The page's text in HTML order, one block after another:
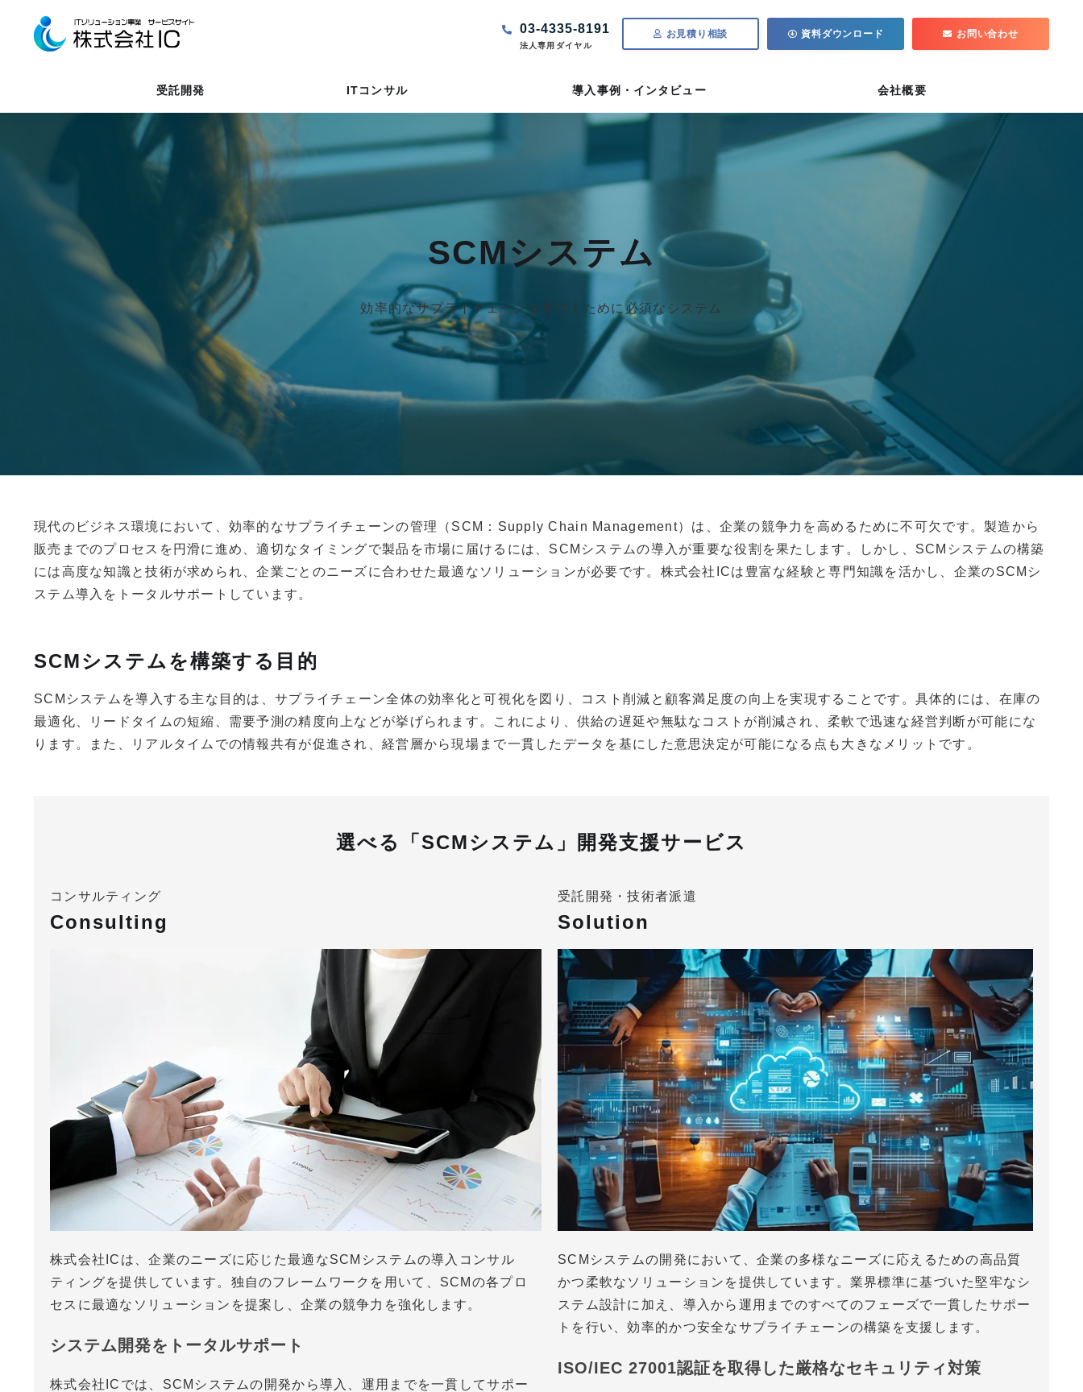
03-4335-8191
法人専用ダイヤル
お見積り相談 資料ダウンロード お問い合わせ
受託開発 ITコンサル 導入事例・インタビュー 会社概要
SCMシステム
効率的なサプライチェーンを気づくために必須なシステム
現代のビジネス環境において、効率的なサプライチェーンの管理（SCM：Supply Chain Management）は、企業の競争力を高めるために不可欠です。製造から
販売までのプロセスを円滑に進め、適切なタイミングで製品を市場に届けるには、SCMシステムの導入が重要な役割を果たします。しかし、SCMシステムの構築
には高度な知識と技術が求められ、企業ごとのニーズに合わせた最適なソリューションが必要です。株式会社ICは豊富な経験と専門知識を活かし、企業のSCMシ
ステム導入をトータルサポートしています。
SCMシステムを構築する目的
SCMシステムを導入する主な目的は、サプライチェーン全体の効率化と可視化を図り、コスト削減と顧客満足度の向上を実現することです。具体的には、在庫の
最適化、リードタイムの短縮、需要予測の精度向上などが挙げられます。これにより、供給の遅延や無駄なコストが削減され、柔軟で迅速な経営判断が可能にな
ります。また、リアルタイムでの情報共有が促進され、経営層から現場まで一貫したデータを基にした意思決定が可能になる点も大きなメリットです。
選べる「SCMシステム」開発支援サービス
コンサルティング
Consulting
株式会社ICは、企業のニーズに応じた最適なSCMシステムの導入コンサル
ティングを提供しています。独自のフレームワークを用いて、SCMの各プロ
セスに最適なソリューションを提案し、企業の競争力を強化します。
システム開発をトータルサポート
株式会社ICでは、SCMシステムの開発から導入、運用までを一貫してサポー
受託開発・技術者派遣
Solution
SCMシステムの開発において、企業の多様なニーズに応えるための高品質
かつ柔軟なソリューションを提供しています。業界標準に基づいた堅牢なシ
ステム設計に加え、導入から運用までのすべてのフェーズで一貫したサポー
トを行い、効率的かつ安全なサプライチェーンの構築を支援します。
ISO/IEC 27001認証を取得した厳格なセキュリティ対策